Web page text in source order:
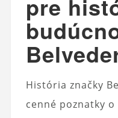
pre
História značky
cenné poznatky